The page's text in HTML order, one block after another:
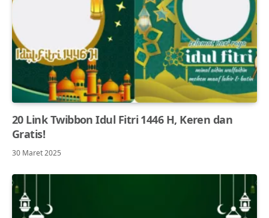
20 Link Twibbon Idul Fitri 1446 H, Keren dan
Gratis!
30 Maret 2025